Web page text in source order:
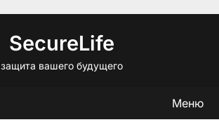
SecureLife
защита вашего будущего
Меню